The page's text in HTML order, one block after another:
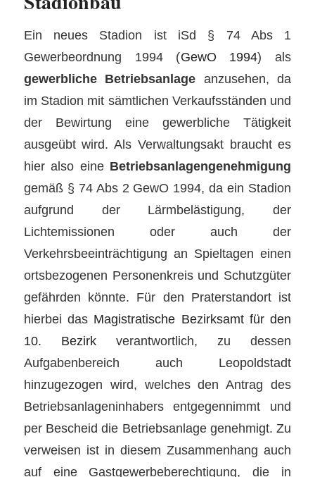
Ein neues Stadion ist iSd § 74 Abs 1
Gewerbeordnung 1994 (GewO 1994) als
gewerbliche Betriebsanlage anzusehen, da
im Stadion mit sämtlichen Verkaufsständen und
der Bewirtung eine gewerbliche Tätigkeit
ausgeübt wird. Als Verwaltungsakt braucht es
hier also eine Betriebsanlagengenehmigung
gemäß § 74 Abs 2 GewO 1994, da ein Stadion
aufgrund der Lärmbelästigung, der
Lichtemissionen oder auch der
Verkehrsbeeinträchtigung an Spieltagen einen
ortsbezogenen Personenkreis und Schutzgüter
gefährden könnte. Für den Praterstandort ist
hierbei das Magistratische Bezirksamt für den
10. Bezirkverantwortlich, zu dessen
Aufgabenbereich auch Leopoldstadt
hinzugezogen wird, welches den Antrag des
Betriebsanlageninhabers entgegennimmt und
per Bescheid die Betriebsanlage genehmigt. Zu
verweisen ist in diesem Zusammenhang auch
auf eine Gastgewerbeberechtigung, die in